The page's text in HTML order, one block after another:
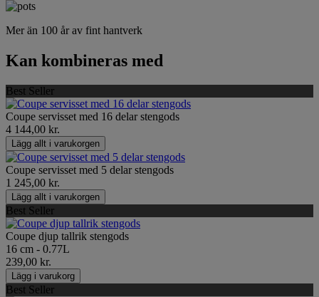
Mer än 100 år av fint hantverk
Kan kombineras med
Best Seller
Coupe servisset med 16 delar stengods
4 144,00 kr.
Lägg allt i varukorgen
Coupe servisset med 5 delar stengods
1 245,00 kr.
Lägg allt i varukorgen
Best Seller
Coupe djup tallrik stengods
16 cm - 0.77L
239,00 kr.
Lägg i varukorg
Best Seller